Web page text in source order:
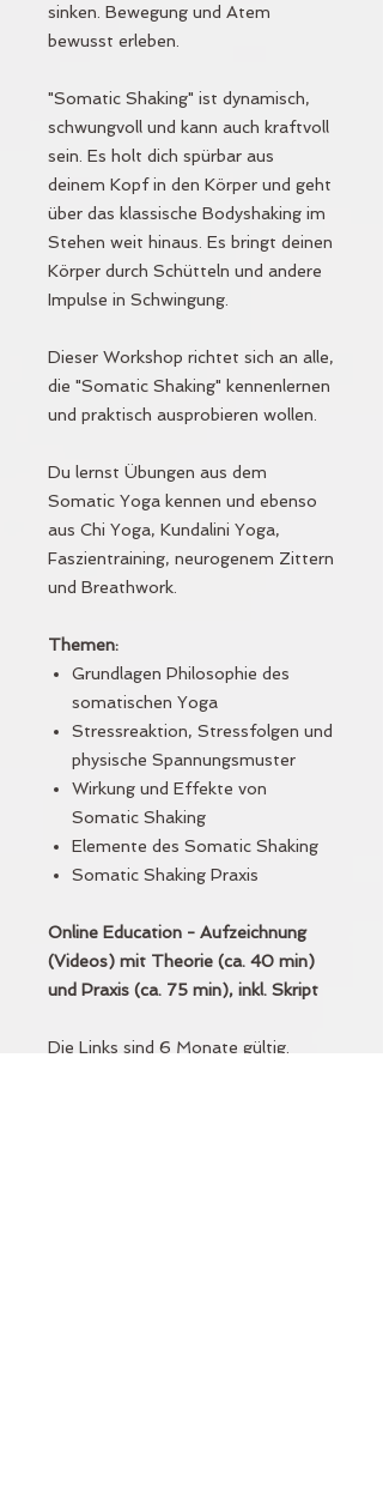
sinken. Bewegung und Atem
bewusst erleben.
"Somatic Shaking" ist dynamisch,
schwungvoll und kann auch kraftvoll
sein. Es holt dich spürbar aus
deinem Kopf in den Körper und geht
über das klassische Bodyshaking im
Stehen weit hinaus. Es bringt deinen
Körper durch Schütteln und andere
Impulse in Schwingung.
Dieser Workshop richtet sich an alle,
die "Somatic Shaking" kennenlernen
und praktisch ausprobieren wollen.
Du lernst Übungen aus dem
Somatic Yoga kennen und ebenso
aus Chi Yoga, Kundalini Yoga,
Faszientraining, neurogenem Zittern
und Breathwork.
Themen:
Grundlagen Philosophie des
somatischen Yoga
Stressreaktion, Stressfolgen und
physische Spannungsmuster
Wirkung und Effekte von
Somatic Shaking
Elemente des Somatic Shaking
Somatic Shaking Praxis
Online Education - Aufzeichnung
(Videos) mit Theorie (ca. 40 min)
und Praxis (ca. 75 min), inkl. Skript
Die Links sind 6 Monate gültig.